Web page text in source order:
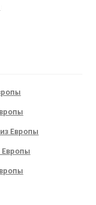
Европы
Европы